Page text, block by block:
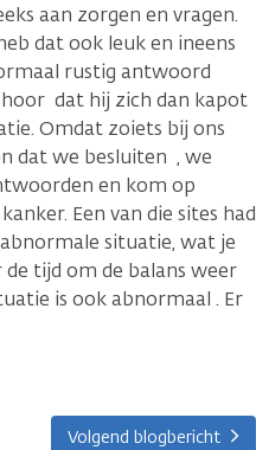
aan zorgen en vragen.
dat ook leuk en ineens
rustig antwoord
dat hij zich dan kapot
Omdat zoiets bij ons
dat we besluiten , we
en kom op
Een van die sites had
situatie, wat je
tijd om de balans weer
is ook abnormaal . Er
Volgend blogbericht